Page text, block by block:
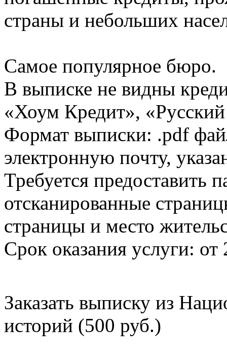
страны и небольших
Самое популярное бюро.
В выписке не видны
«Хоум Кредит»,
Формат выписки: .pdf
электронную почту,
Требуется предоставить
отсканированные
страницы и место
Срок оказания услуги: от
Заказать выписку из
историй (500 руб.)